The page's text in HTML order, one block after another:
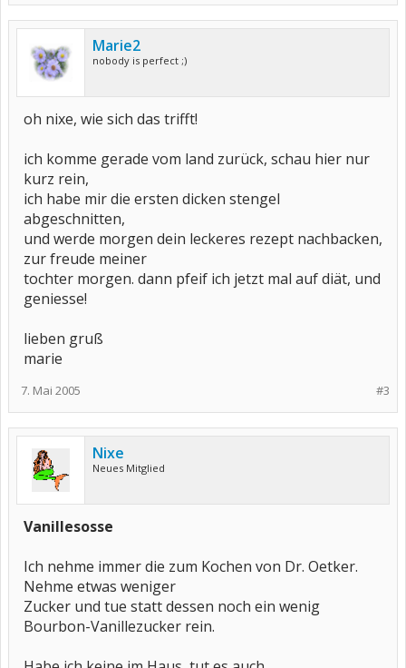
Marie2
nobody is perfect ;)
oh nixe, wie sich das trifft!
ich komme gerade vom land zurück, schau hier nur
kurz rein,
ich habe mir die ersten dicken stengel
abgeschnitten,
und werde morgen dein leckeres rezept nachbacken,
zur freude meiner
tochter morgen. dann pfeif ich jetzt mal auf diät, und
geniesse!
lieben gruß
marie
#3
7. Mai 2005
Nixe
Neues Mitglied
Vanillesosse
Ich nehme immer die zum Kochen von Dr. Oetker.
Nehme etwas weniger
Zucker und tue statt dessen noch ein wenig
Bourbon-Vanillezucker rein.